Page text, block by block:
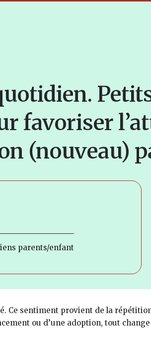
favoriser
(nouveau)
parents/enfant
Ce sentiment provient de la
ou d’une adoption, tout